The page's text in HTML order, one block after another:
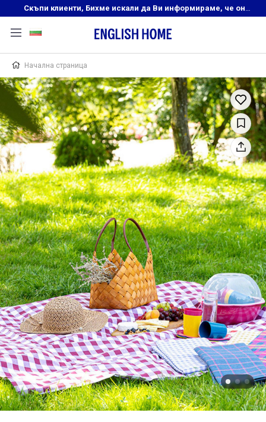
Скъпи клиенти, Бихме искали да Ви информираме, че онлайн магазинът на English Home преустановява своята дейност. Прекрасният ни и усмихнат екип ,Ви очаква в нашите физически магазини, където ще откриете любимите си продукти! Благодарим Ви, че сте част от семейството на Еnglish Home!
Начална страница